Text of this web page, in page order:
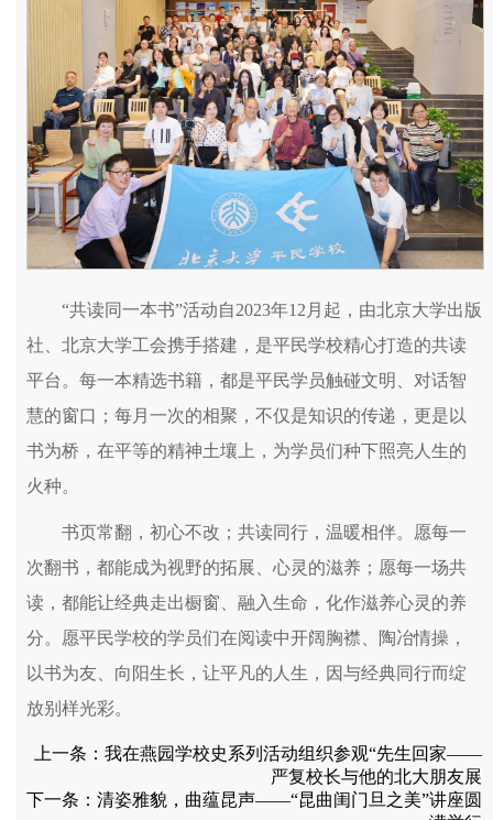
“共读同一本书”活动自2023年12月起，由北京大学出版
社、北京大学工会携手搭建，是平民学校精心打造的共读
平台。每一本精选书籍，都是平民学员触碰文明、对话智
慧的窗口；每月一次的相聚，不仅是知识的传递，更是以
书为桥，在平等的精神土壤上，为学员们种下照亮人生的
火种。
书页常翻，初心不改；共读同行，温暖相伴。愿每一
次翻书，都能成为视野的拓展、心灵的滋养；愿每一场共
读，都能让经典走出橱窗、融入生命，化作滋养心灵的养
分。愿平民学校的学员们在阅读中开阔胸襟、陶冶情操，
以书为友、向阳生长，让平凡的人生，因与经典同行而绽
放别样光彩。
上一条： 我在燕园学校史系列活动组织参观“先生回家——
严复校长与他的北大朋友展
下一条： 清姿雅貌，曲蕴昆声——“昆曲闺门旦之美”讲座圆